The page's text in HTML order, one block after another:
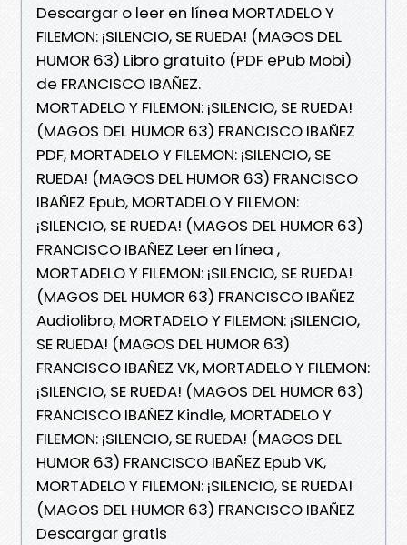
Descargar o leer en línea MORTADELO Y
FILEMON: ¡SILENCIO, SE RUEDA! (MAGOS DEL
HUMOR 63) Libro gratuito (PDF ePub Mobi)
de FRANCISCO IBAÑEZ.
MORTADELO Y FILEMON: ¡SILENCIO, SE RUEDA!
(MAGOS DEL HUMOR 63) FRANCISCO IBAÑEZ
PDF, MORTADELO Y FILEMON: ¡SILENCIO, SE
RUEDA! (MAGOS DEL HUMOR 63) FRANCISCO
IBAÑEZ Epub, MORTADELO Y FILEMON:
¡SILENCIO, SE RUEDA! (MAGOS DEL HUMOR 63)
FRANCISCO IBAÑEZ Leer en línea ,
MORTADELO Y FILEMON: ¡SILENCIO, SE RUEDA!
(MAGOS DEL HUMOR 63) FRANCISCO IBAÑEZ
Audiolibro, MORTADELO Y FILEMON: ¡SILENCIO,
SE RUEDA! (MAGOS DEL HUMOR 63)
FRANCISCO IBAÑEZ VK, MORTADELO Y FILEMON:
¡SILENCIO, SE RUEDA! (MAGOS DEL HUMOR 63)
FRANCISCO IBAÑEZ Kindle, MORTADELO Y
FILEMON: ¡SILENCIO, SE RUEDA! (MAGOS DEL
HUMOR 63) FRANCISCO IBAÑEZ Epub VK,
MORTADELO Y FILEMON: ¡SILENCIO, SE RUEDA!
(MAGOS DEL HUMOR 63) FRANCISCO IBAÑEZ
Descargar gratis